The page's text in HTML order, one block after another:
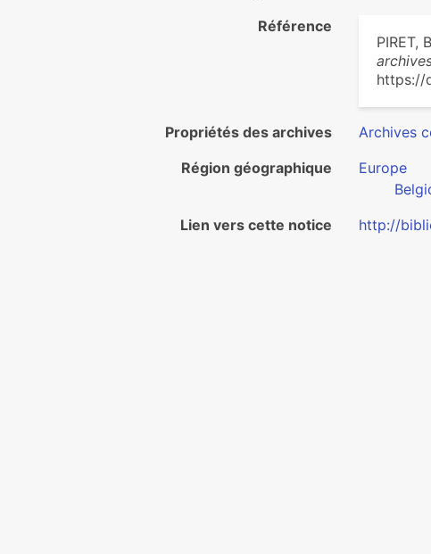
Référence
PIRET,
https://
Propriétés des archives
Archives
Région géographique
Europe
Lien vers cette notice
http://